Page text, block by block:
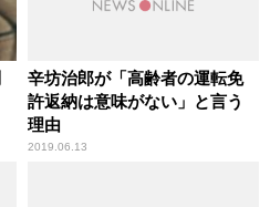
辛坊治郎が「高齢者の運転免
許返納は意味がない」と言う
理由
2019.06.13